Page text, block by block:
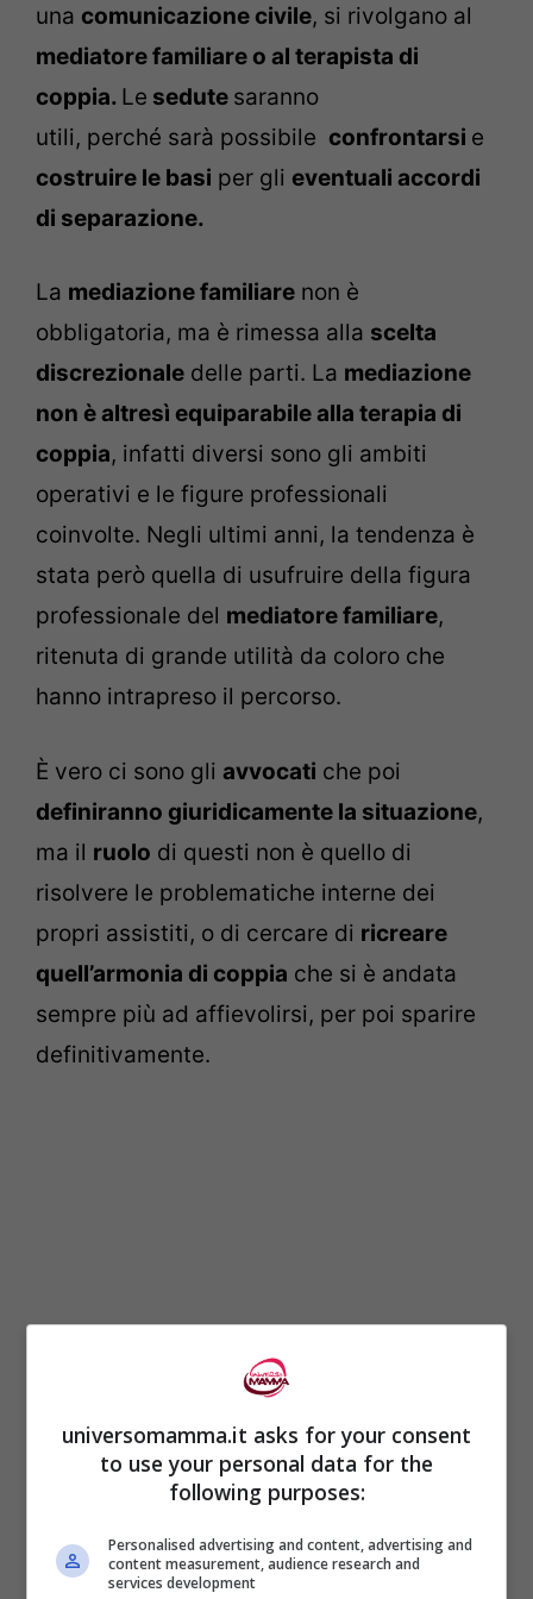
una comunicazione civile, si rivolgano al
mediatore familiare o al terapista di
coppia. Le sedute saranno
utili, perché sarà possibile confrontarsi e
costruire le basi per gli eventuali accordi
di separazione.
La mediazione familiare non è
obbligatoria, ma è rimessa alla scelta
discrezionale delle parti. La mediazione
non è altresì equiparabile alla terapia di
coppia, infatti diversi sono gli ambiti
operativi e le figure professionali
coinvolte. Negli ultimi anni, la tendenza è
stata però quella di usufruire della figura
professionale del mediatore familiare,
ritenuta di grande utilità da coloro che
hanno intrapreso il percorso.
È vero ci sono gli avvocati che poi
definiranno giuridicamente la situazione,
ma il ruolo di questi non è quello di
risolvere le problematiche interne dei
propri assistiti, o di cercare di ricreare
quell’armonia di coppia che si è andata
sempre più ad affievolirsi, per poi sparire
definitivamente.
Entrambi i ruoli, quellodel mediatoree
legalesono importanti,
spesso dei minoridi mezzo.È a questi
universomamma.it asks for your consent
to use your personal data for the
following purposes:
Personalised advertising and content, advertising and
content measurement, audience research and
services development